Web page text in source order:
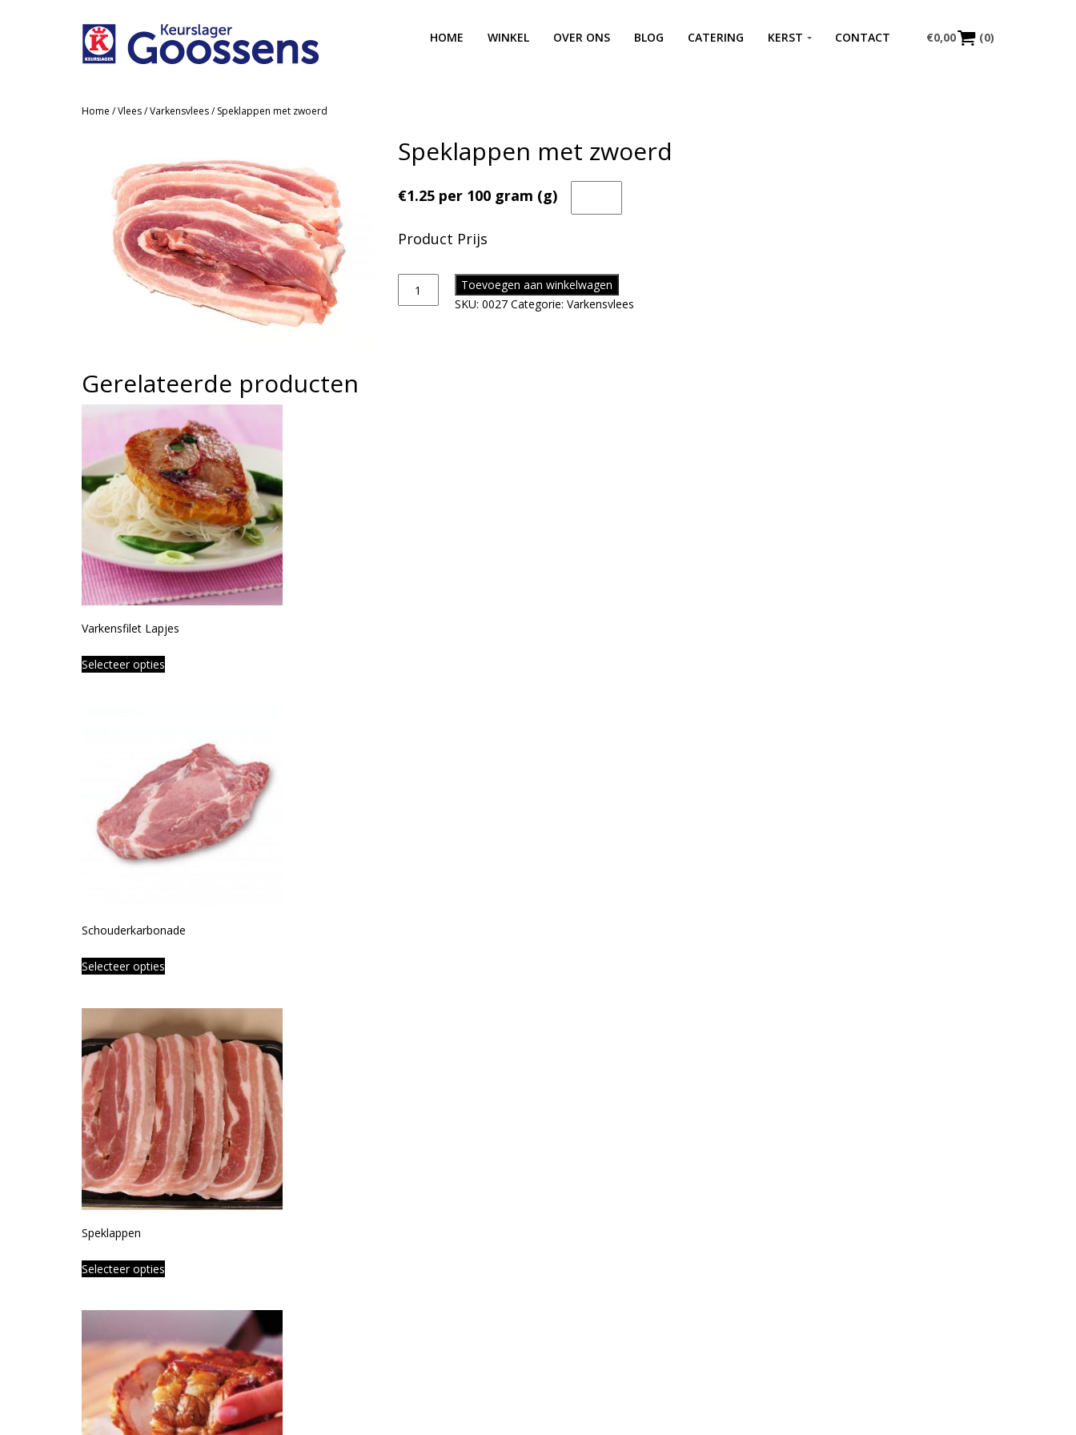
€0,00 (0)
HOME WINKEL OVER ONS BLOG CATERING KERST CONTACT
Home /Vlees/Varkensvlees/ Speklappen met zwoerd
Speklappen met zwoerd
€1.25 per 100 gram (g)
Product Prijs
Toevoegen aan winkelwagen
SKU: 0027 Categorie: Varkensvlees
Gerelateerde producten
Varkensfilet Lapjes
Selecteer opties
Schouderkarbonade
Selecteer opties
Speklappen
Selecteer opties